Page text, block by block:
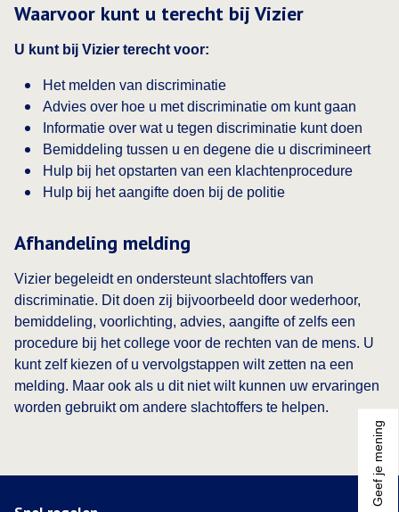
Waarvoor kunt u terecht bij Vizier
U kunt bij Vizier terecht voor:
Het melden van discriminatie
Advies over hoe u met discriminatie om kunt gaan
Informatie over wat u tegen discriminatie kunt doen
Bemiddeling tussen u en degene die u discrimineert
Hulp bij het opstarten van een klachtenprocedure
Hulp bij het aangifte doen bij de politie
Afhandeling melding
Vizier begeleidt en ondersteunt slachtoffers van
discriminatie. Dit doen zij bijvoorbeeld door wederhoor,
bemiddeling, voorlichting, advies, aangifte of zelfs een
procedure bij het college voor de rechten van de mens. U
kunt zelf kiezen of u vervolgstappen wilt zetten na een
melding. Maar ook als u dit niet wilt kunnen uw ervaringen
worden gebruikt om andere slachtoffers te helpen.
Geef je mening